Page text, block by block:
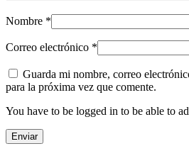
Nombre *
Correo electrónico *
Guarda mi nombre, correo
para la próxima vez que comente.
You have to be logged in to be able to